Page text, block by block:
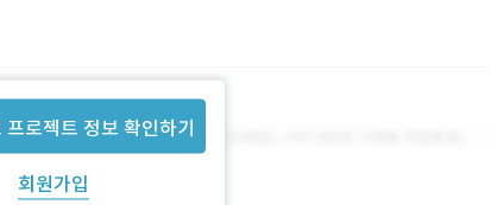
프로젝트 정보 확인하기
회원가입